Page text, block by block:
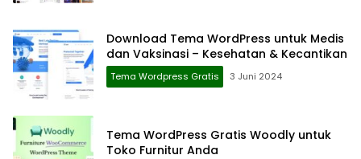
Download Tema WordPress untuk Medis
dan Vaksinasi – Kesehatan & Kecantikan
Tema Wordpress Gratis 3 Juni 2024
Tema WordPress Gratis Woodly untuk
Toko Furnitur Anda